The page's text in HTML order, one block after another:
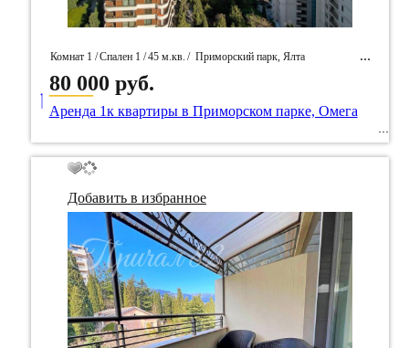
Комнат 1 /Спален 1 /45 м.кв. / Приморский парк, Ялта
/ Идентификатор собственность 83330
80 000 руб.
____
Аренда 1к квартиры в Приморском парке, Омега
Добавить в избранное